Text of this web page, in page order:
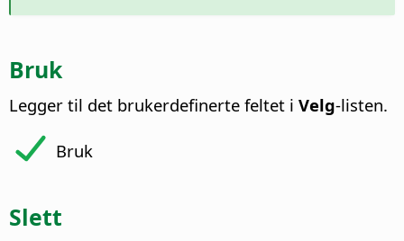
Bruk
Legger til det brukerdefinerte feltet i Velg-listen.
Bruk
Slett